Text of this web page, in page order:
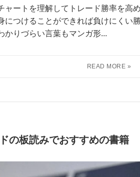
ャートを理解してトレード勝率を高
につけることができれば負けにくい
かりづらい言葉もマンガ形...
の板読みでおすすめの書籍